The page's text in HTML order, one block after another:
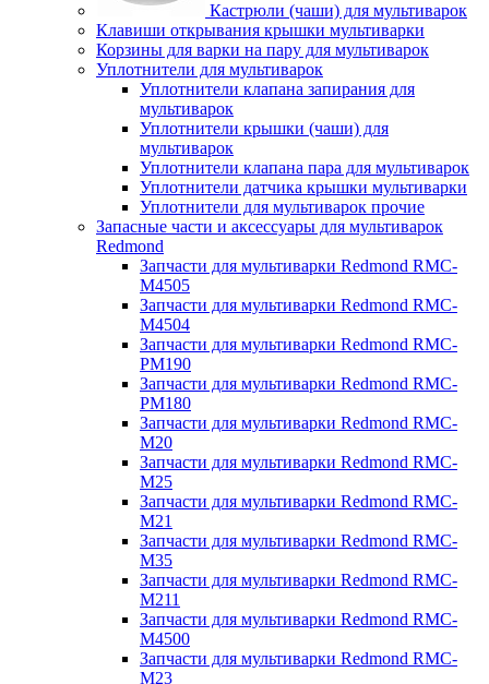
Кастрюли (чаши) для мультиварок
Клавиши открывания крышки мультиварки
Корзины для варки на пару для мультиварок
Уплотнители для мультиварок
Уплотнители клапана запирания для
мультиварок
Уплотнители крышки (чаши) для
мультиварок
Уплотнители клапана пара для мультиварок
Уплотнители датчика крышки мультиварки
Уплотнители для мультиварок прочие
Запасные части и аксессуары для мультиварок
Redmond
Запчасти для мультиварки Redmond RMC-
M4505
Запчасти для мультиварки Redmond RMC-
M4504
Запчасти для мультиварки Redmond RMC-
PM190
Запчасти для мультиварки Redmond RMC-
PM180
Запчасти для мультиварки Redmond RMC-
M20
Запчасти для мультиварки Redmond RMC-
M25
Запчасти для мультиварки Redmond RMC-
M21
Запчасти для мультиварки Redmond RMC-
M35
Запчасти для мультиварки Redmond RMC-
M211
Запчасти для мультиварки Redmond RMC-
M4500
Запчасти для мультиварки Redmond RMC-
M23